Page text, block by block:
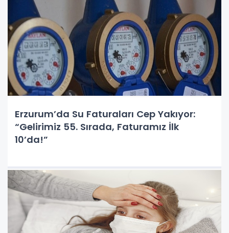
Erzurum’da Su Faturaları Cep Yakıyor:
“Gelirimiz 55. Sırada, Faturamız İlk
10’da!”